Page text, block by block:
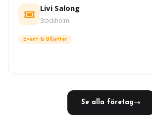
Livi Salong
Stockholm
Event & Biljetter
Se alla företag